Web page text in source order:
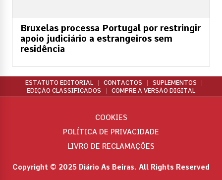
Bruxelas processa Portugal por restringir
apoio judiciário a estrangeiros sem
residência
ESTATUTO EDITORIAL CONTACTOS
SUPLEMENTOS
EDIÇÃO CLASSIFICADOS
COMPRE A VERSÃO DIGITAL
Copyright © 2025 Diário As Beiras. All Rights Reserved
COOKIES
POLÍTICA DE PRIVACIDADE
LIVRO DE RECLAMAÇÕES